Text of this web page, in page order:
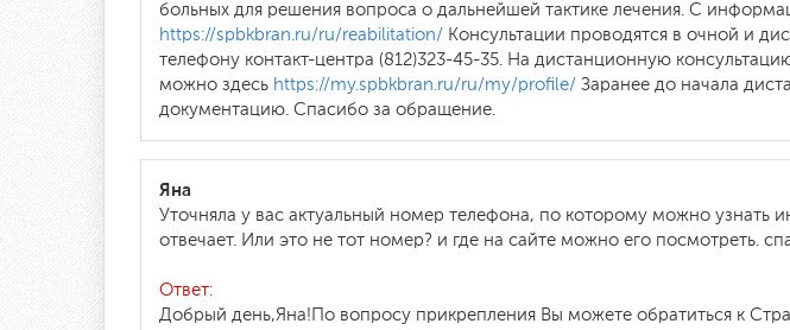
больных для решения вопроса о дальнейшей тактике лечения. С
https://spbkbran.ru/ru/reabilitation/ Консультации проводятся в очной и
телефону контакт-центра (812)323-45-35. На дистанционную
можно здесь https://my.spbkbran.ru/ru/my/profile/ Заранее до начала
документацию. Спасибо за обращение.
Яна
Уточняла у вас актуальный номер телефона, по которому можно
отвечает. Или это не тот номер? и где на сайте можно его посмотреть.
Ответ:
Добрый день,Яна!По вопросу прикрепления Вы можете обратиться к